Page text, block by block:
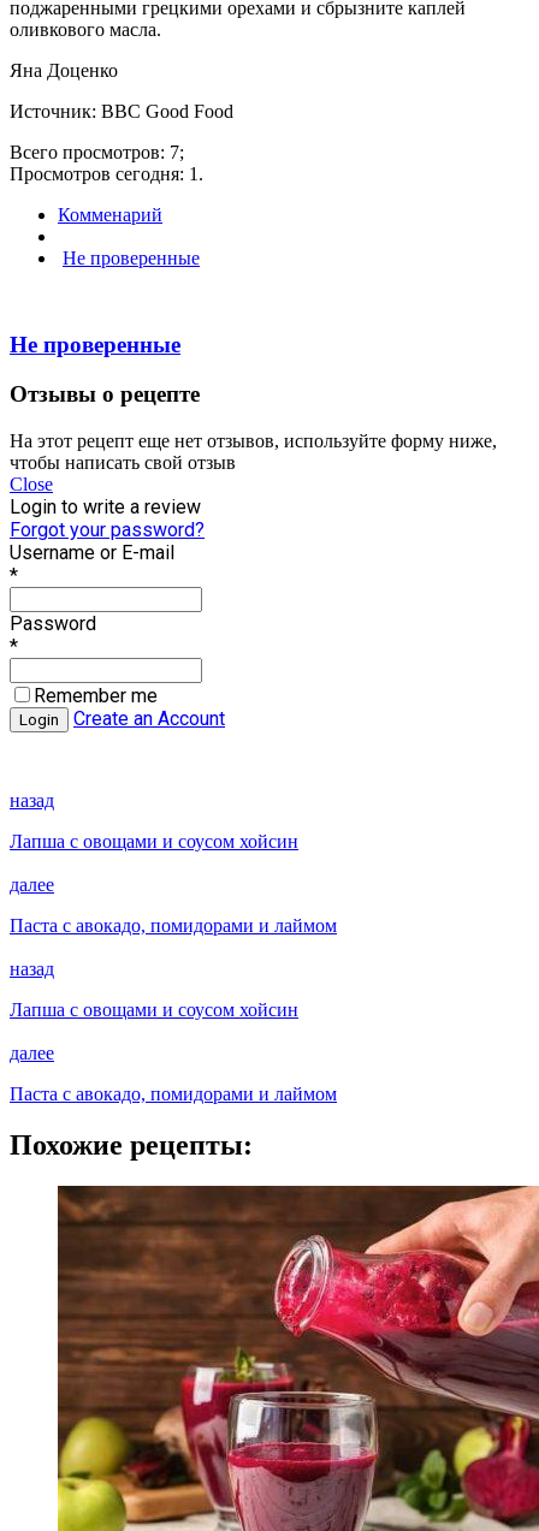
поджаренными грецкими орехами и сбрызните каплей
оливкового масла.
Яна Доценко
Источник: BBC Good Food
Всего просмотров: 7;
Просмотров сегодня: 1.
Комменарий
Не проверенные
Не проверенные
Отзывы о рецепте
На этот рецепт еще нет отзывов, используйте форму ниже,
чтобы написать свой отзыв
Close
Login to write a review
Forgot your password?
Username or E-mail
*
Password
*
Remember me
Create an Account
назад
Лапша с овощами и соусом хойсин
далее
Паста с авокадо, помидорами и лаймом
назад
Лапша с овощами и соусом хойсин
далее
Паста с авокадо, помидорами и лаймом
Похожие рецепты: